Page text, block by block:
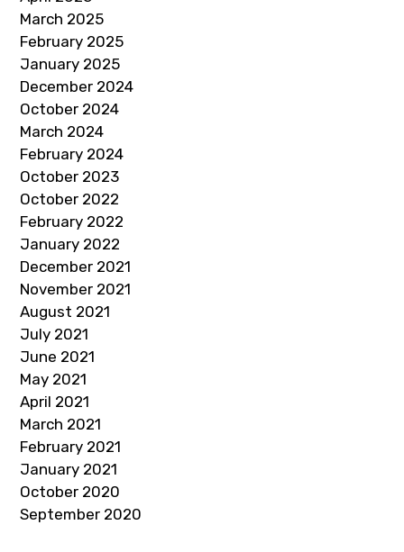
March 2025
February 2025
January 2025
December 2024
October 2024
March 2024
February 2024
October 2023
October 2022
February 2022
January 2022
December 2021
November 2021
August 2021
July 2021
June 2021
May 2021
April 2021
March 2021
February 2021
January 2021
October 2020
September 2020